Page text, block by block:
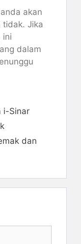
akan
tidak. Jika
ini
dalam
i-Sinar
dan